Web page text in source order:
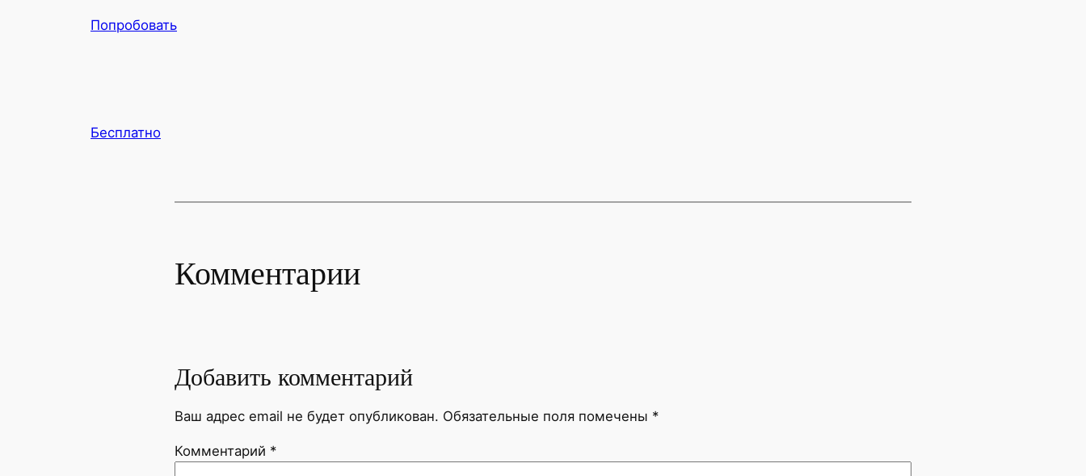
Попробовать
Бесплатно
Комментарии
Добавить комментарий
Ваш адрес email не будет опубликован. Обязательные поля помечены *
Комментарий *